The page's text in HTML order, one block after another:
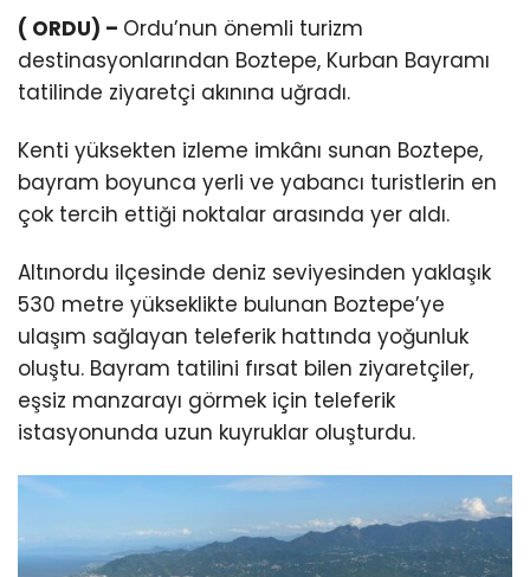
( ORDU) – Ordu’nun önemli turizm
destinasyonlarından Boztepe, Kurban Bayramı
tatilinde ziyaretçi akınına uğradı.
Kenti yüksekten izleme imkânı sunan Boztepe,
bayram boyunca yerli ve yabancı turistlerin en
çok tercih ettiği noktalar arasında yer aldı.
Altınordu ilçesinde deniz seviyesinden yaklaşık
530 metre yükseklikte bulunan Boztepe’ye
ulaşım sağlayan teleferik hattında yoğunluk
oluştu. Bayram tatilini fırsat bilen ziyaretçiler,
eşsiz manzarayı görmek için teleferik
istasyonunda uzun kuyruklar oluşturdu.